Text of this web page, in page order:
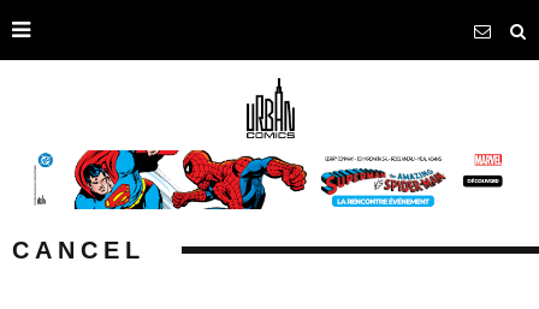
CANCEL